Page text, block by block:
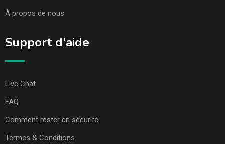
À propos de nous
Support d’aide
Live Chat
FAQ
Comment rester en sécurité
Termes & Conditions